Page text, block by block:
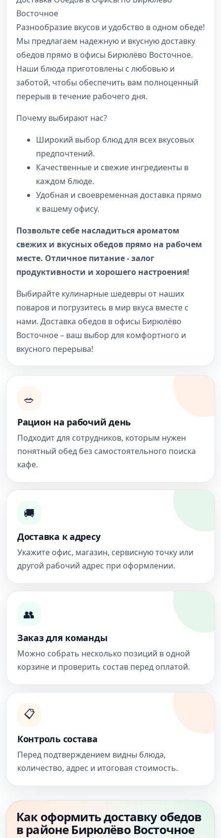
Восточное
Разнообразие вкусов и удобство в одном обеде!
Мы предлагаем надежную и вкусную доставку
обедов прямо в офисы Бирюлёво Восточное.
Наши блюда приготовлены с любовью и
заботой, чтобы обеспечить вам полноценный
перерыв в течение рабочего дня.
Почему выбирают нас?
Широкий выбор блюд для всех вкусовых
предпочтений.
Качественные и свежие ингредиенты в
каждом блюде.
Удобная и своевременная доставка прямо
к вашему офису.
Позвольте себе насладиться ароматом
свежих и вкусных обедов прямо на рабочем
месте. Отличное питание - залог
продуктивности и хорошего настроения!
Выбирайте кулинарные шедевры от наших
поваров и погрузитесь в мир вкуса вместе с
нами. Доставка обедов в офисы Бирюлёво
Восточное – ваш выбор для комфортного и
вкусного перерыва!
🥗
Рацион на рабочий день
Подходит для сотрудников, которым нужен
понятный обед без самостоятельного поиска
кафе.
🚚
Доставка к адресу
Укажите офис, магазин, сервисную точку или
другой рабочий адрес при оформлении.
👥
Заказ для команды
Можно собрать несколько позиций в одной
корзине и проверить состав перед оплатой.
📋
Контроль состава
Перед подтверждением видны блюда,
количество, адрес и итоговая стоимость.
Как оформить доставку обедов
в районе Бирюлёво Восточное